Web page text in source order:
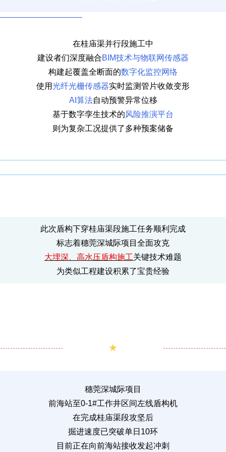
在桂庙渠并行段施工中
建设者们深度融合BIM技术与物联网传感器
构建起覆盖全断面的数字化监控网络
使用光纤光栅传感器实时监测管片收敛变形
AI算法自动预警异常位移
基于数字孪生技术的风险推演平台
则为复杂工况提供了多种预案储备
此次盾构下穿桂庙渠段施工任务顺利完成
标志着穗莞深城际项目全面攻克
大埋深、高水压盾构施工关键技术难题
为类似工程建设积累了宝贵经验
★
穗莞深城际项目
前海站至0-1#工作井区间左线盾构机
在完成桂庙渠段攻坚后
掘进速度已突破单日10环
目前正在向前海站接收发起冲刺